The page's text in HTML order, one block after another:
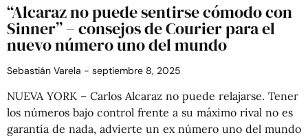
“Alcaraz no puede sentirse cómodo con
Sinner” – consejos de Courier para el
nuevo número uno del mundo
Sebastián Varela septiembre 8, 2025
NUEVA YORK – Carlos Alcaraz no puede relajarse. Tener
los números bajo control frente a su máximo rival no es
garantía de nada, advierte un ex número uno del mundo